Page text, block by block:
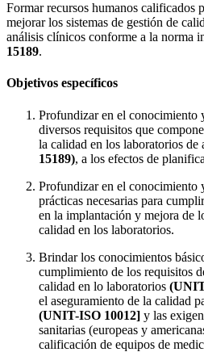
Formar recursos humanos calificados
mejorar los sistemas de gestión de
análisis clínicos conforme a la norma
15189.
Objetivos específicos
Profundizar en el conocimiento
diversos requisitos que
la calidad en los laboratorios de
15189), a los efectos de
Profundizar en el conocimiento
prácticas necesarias para
en la implantación y mejora de
calidad en los laboratorios.
Brindar los conocimientos
cumplimiento de los requisitos
calidad en lo laboratorios
el aseguramiento de la calidad
(UNIT-ISO 10012] y las
sanitarias (europeas y
calificación de equipos de